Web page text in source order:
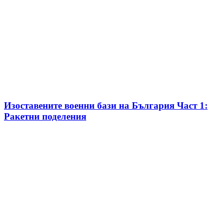
Изоставените военни бази на България Част 1:
Ракетни поделения